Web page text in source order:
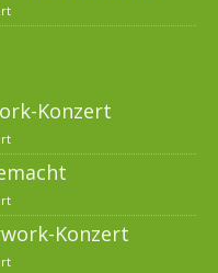
Konzert
Konzert